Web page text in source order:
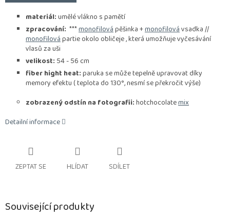
materiál:umělé vlákno s pamětí
zpracování: ***monofilovápěšinka +monofilovávsadka //
monofilovápartie okolo obličeje , která umožňuje vyčesávání
vlasů za uši
velikost: 54 - 56 cm
fiber hight heat:paruka se může tepelně upravovat díky
memory efektu ( teplota do 130°, nesmí se překročit výše)
zobrazený odstín na fotografii:hotchocolatemix
Detailní informace
ZEPTAT SE HLÍDAT SDÍLET
Související produkty